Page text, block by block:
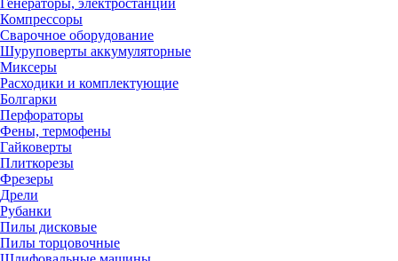
Генераторы, электростанции
Компрессоры
Сварочное оборудование
Шуруповерты аккумуляторные
Миксеры
Расходики и комплектующие
Болгарки
Перфораторы
Фены, термофены
Гайковерты
Плиткорезы
Фрезеры
Дрели
Рубанки
Пилы дисковые
Пилы торцовочные